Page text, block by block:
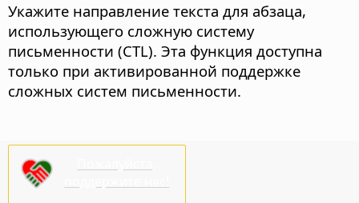
Укажите направление текста для абзаца,
использующего сложную систему
письменности (CTL). Эта функция доступна
только при активированной поддержке
сложных систем письменности.